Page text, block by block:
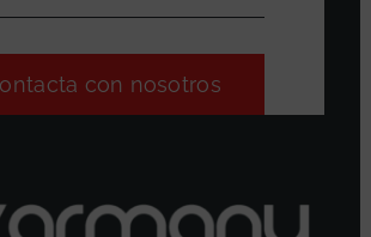
con nosotros